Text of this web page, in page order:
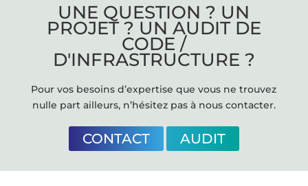
UNE QUESTION ? UN
PROJET ? UN AUDIT DE
CODE /
D'INFRASTRUCTURE ?
Pour vos besoins d’expertise que vous ne trouvez
nulle part ailleurs, n’hésitez pas à nous contacter.
CONTACT AUDIT